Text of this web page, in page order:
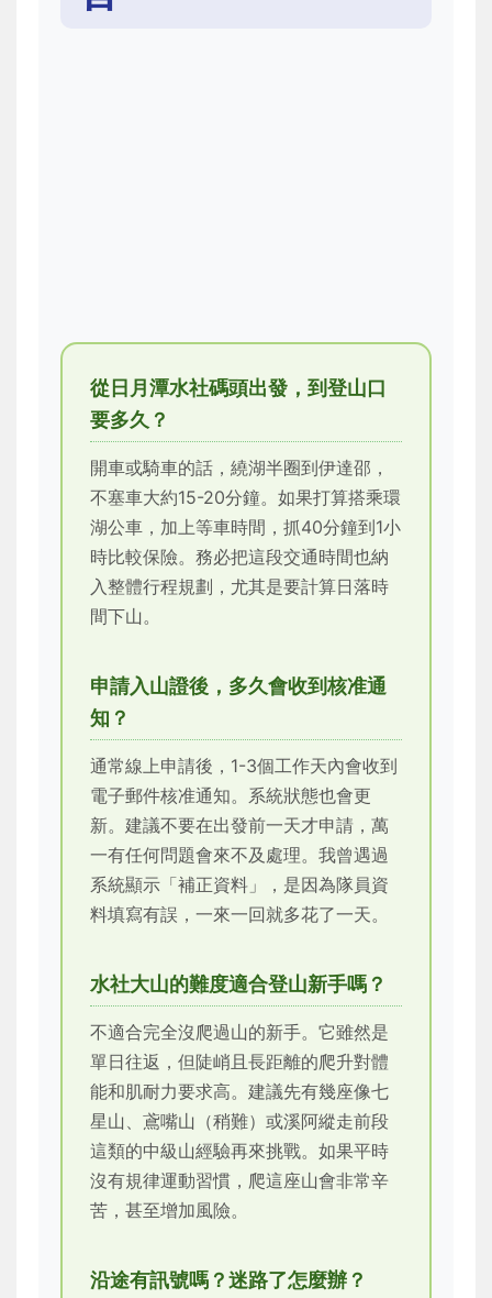
從日月潭水社碼頭出發，到登山口
要多久？
開車或騎車的話，繞湖半圈到伊達邵，
不塞車大約15-20分鐘。如果打算搭乘環
湖公車，加上等車時間，抓40分鐘到1小
時比較保險。務必把這段交通時間也納
入整體行程規劃，尤其是要計算日落時
間下山。
申請入山證後，多久會收到核准通
知？
通常線上申請後，1-3個工作天內會收到
電子郵件核准通知。系統狀態也會更
新。建議不要在出發前一天才申請，萬
一有任何問題會來不及處理。我曾遇過
系統顯示「補正資料」，是因為隊員資
料填寫有誤，一來一回就多花了一天。
水社大山的難度適合登山新手嗎？
不適合完全沒爬過山的新手。它雖然是
單日往返，但陡峭且長距離的爬升對體
能和肌耐力要求高。建議先有幾座像七
星山、鳶嘴山（稍難）或溪阿縱走前段
這類的中級山經驗再來挑戰。如果平時
沒有規律運動習慣，爬這座山會非常辛
苦，甚至增加風險。
沿途有訊號嗎？迷路了怎麼辦？